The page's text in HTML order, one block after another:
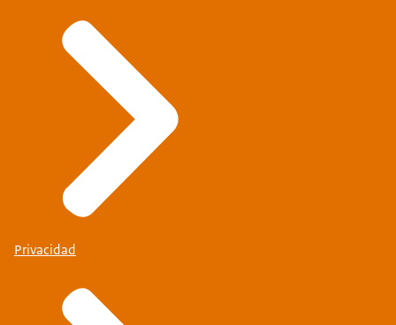
Privacidad